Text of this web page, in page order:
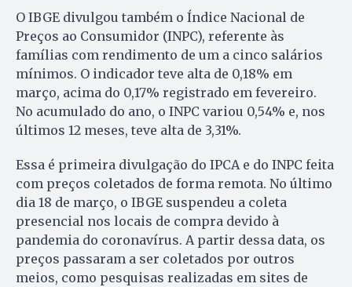
O IBGE divulgou também o Índice Nacional de
Preços ao Consumidor (INPC), referente às
famílias com rendimento de um a cinco salários
mínimos. O indicador teve alta de 0,18% em
março, acima do 0,17% registrado em fevereiro.
No acumulado do ano, o INPC variou 0,54% e, nos
últimos 12 meses, teve alta de 3,31%.
Essa é primeira divulgação do IPCA e do INPC feita
com preços coletados de forma remota. No último
dia 18 de março, o IBGE suspendeu a coleta
presencial nos locais de compra devido à
pandemia do coronavírus. A partir dessa data, os
preços passaram a ser coletados por outros
meios, como pesquisas realizadas em sites de